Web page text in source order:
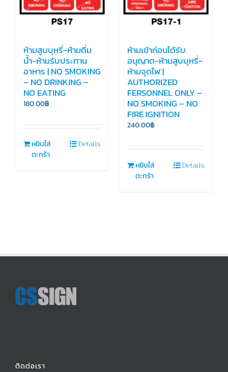
ห้ามสูบบุหรี่-ห้ามดื่ม
น้ำ-ห้ามรับประทาน
อาหาร | NO SMOKING
– NO DRINKING –
NO EATING
180.00฿
หยิบใส่
ตะกร้า
Details
ห้ามเข้าก่อนได้รับ
อนุญาต-ห้ามสูบบุหรี่-
ห้ามจุดไฟ |
AUTHORIZED
FERSONNEL ONLY –
NO SMOKING – NO
FIRE IGNITION
240.00฿
หยิบใส่
ตะกร้า
Details
ติดต่อเรา